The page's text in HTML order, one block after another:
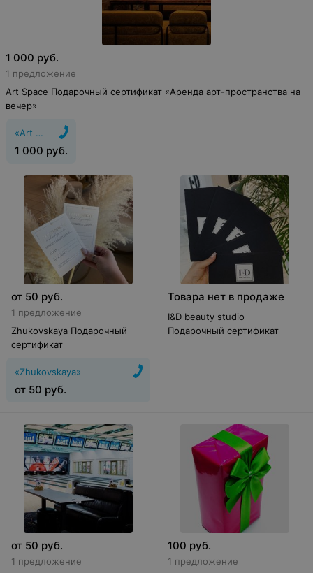
1 000 руб.
1 предложение
Art Space Подарочный сертификат «Аренда арт-пространства на
вечер»
«Art Space»
1 000 руб.
от 50 руб.
1 предложение
Zhukovskaya Подарочный
сертификат
«Zhukovskaya»
от 50 руб.
Товара нет в продаже
I&D beauty studio
Подарочный сертификат
от 50 руб.
1 предложение
100 руб.
1 предложение